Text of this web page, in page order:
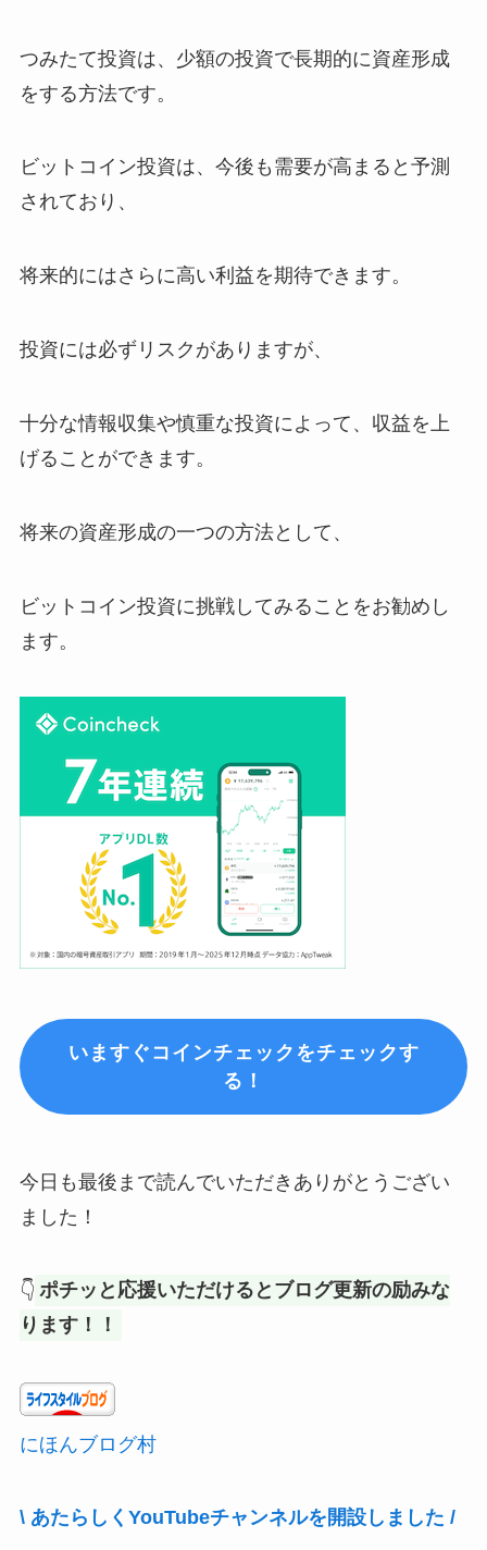
つみたて投資は、少額の投資で長期的に資産形成
をする方法です。
ビットコイン投資は、今後も需要が高まると予測
されており、
将来的にはさらに高い利益を期待できます。
投資には必ずリスクがありますが、
十分な情報収集や慎重な投資によって、収益を上
げることができます。
将来の資産形成の一つの方法として、
ビットコイン投資に挑戦してみることをお勧めし
ます。
いますぐコインチェックをチェックす
る！
今日も最後まで読んでいただきありがとうござい
ました！
👇 ポチッと応援いただけるとブログ更新の励みな
ります！！
にほんブログ村
\ あたらしくYouTubeチャンネルを開設しました /